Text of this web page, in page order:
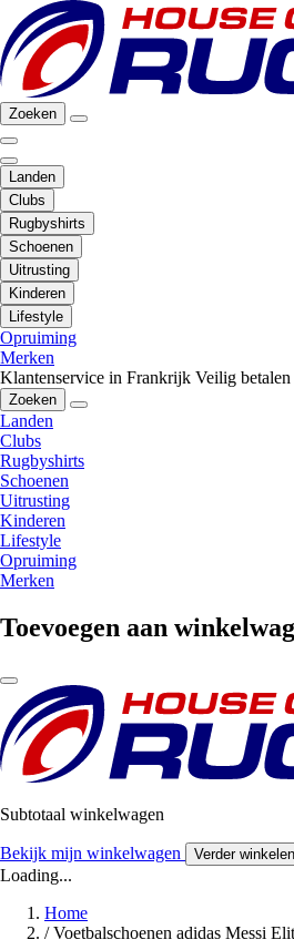
Zoeken
Landen
Clubs
Rugbyshirts
Schoenen
Uitrusting
Kinderen
Lifestyle
Opruiming
Merken
Klantenservice in Frankrijk Veilig betalen
Zoeken
Landen
Clubs
Rugbyshirts
Schoenen
Uitrusting
Kinderen
Lifestyle
Opruiming
Merken
Toevoegen aan
Subtotaal winkelwagen
Bekijk mijn winkelwagen Verder winkelen
Loading...
Home
/ Voetbalschoenen adidas Messi